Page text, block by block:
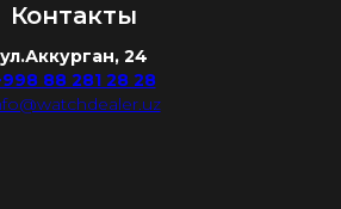
Контакты
ул.Аккурган, 24
88 281 28 28